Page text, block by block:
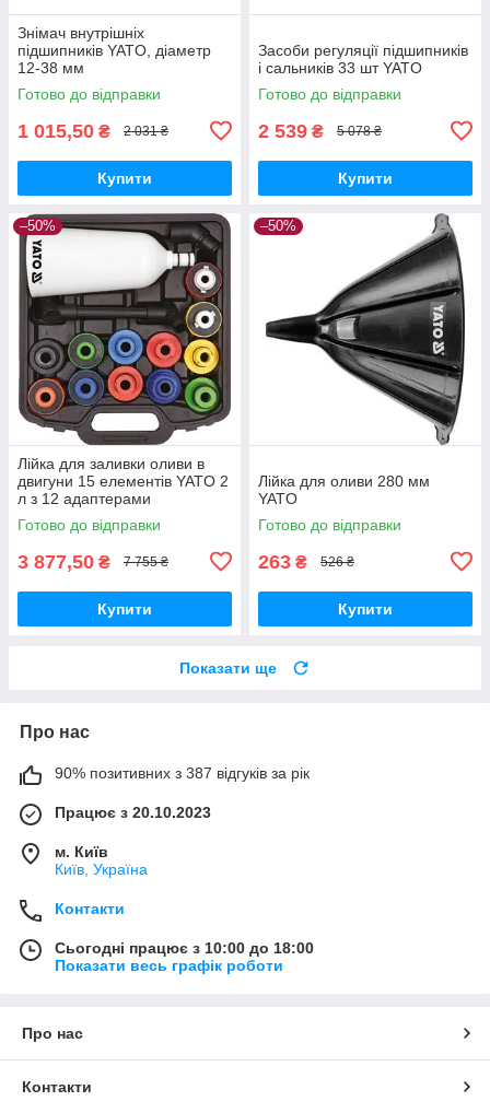
Знімач внутрішніх
підшипників YATO, діаметр
12-38 мм
Готово до відправки
1 015,50 ₴ 2 031 ₴
Купити
Засоби регуляції підшипників
і сальників 33 шт YATO
Готово до відправки
2 539 ₴ 5 078 ₴
Купити
–50%
Лійка для заливки оливи в
двигуни 15 елементів YATO 2
л з 12 адаптерами
Готово до відправки
3 877,50 ₴ 7 755 ₴
Купити
–50%
Лійка для оливи 280 мм
YATO
Готово до відправки
263 ₴ 526 ₴
Купити
Показати ще
Про нас
90% позитивних з 387 відгуків за рік
Працює з 20.10.2023
м. Київ
Київ, Україна
Контакти
Сьогодні працює з 10:00 до 18:00
Показати весь графік роботи
Про нас
Контакти